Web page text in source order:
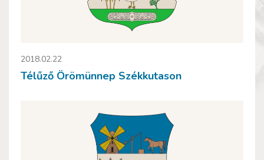
2018.02.22
Télűző Örömünnep Székkutason